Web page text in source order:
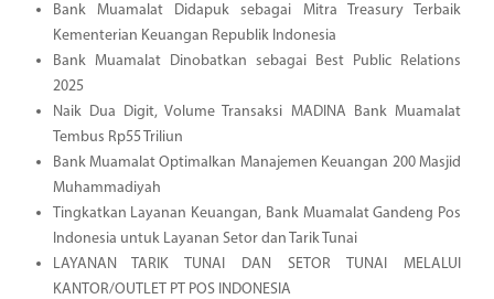
Bank Muamalat Didapuk sebagai Mitra Treasury Terbaik
Kementerian Keuangan Republik Indonesia
Bank Muamalat Dinobatkan sebagai Best Public Relations
2025
Naik Dua Digit, Volume Transaksi MADINA Bank Muamalat
Tembus Rp55 Triliun
Bank Muamalat Optimalkan Manajemen Keuangan 200 Masjid
Muhammadiyah
Tingkatkan Layanan Keuangan, Bank Muamalat Gandeng Pos
Indonesia untuk Layanan Setor dan Tarik Tunai
LAYANAN TARIK TUNAI DAN SETOR TUNAI MELALUI
KANTOR/OUTLET PT POS INDONESIA